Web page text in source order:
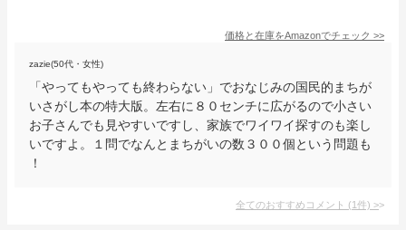
価格と在庫をAmazonでチェック >>
zazie(50代・女性)
「やってもやっても終わらない」でおなじみの国民的まちが
いさがし本の特大版。左右に８０センチに広がるので小さい
お子さんでも見やすいですし、家族でワイワイ探すのも楽し
いですよ。１問でなんとまちがいの数３００個という問題も
！
全てのおすすめコメント (1件) >